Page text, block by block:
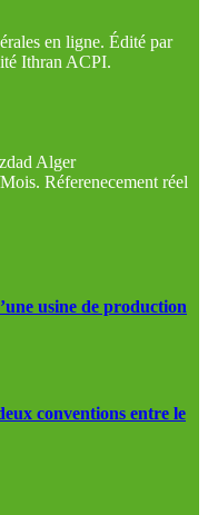
en ligne. Édité par
Ithran ACPI.
Alger
Réferenecement réel
usine de production
conventions entre le